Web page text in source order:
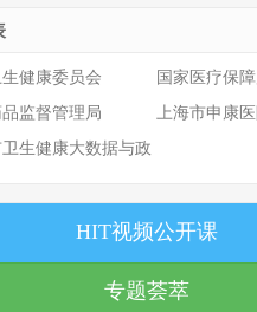
生健康委员会
国家医疗保
品监督管理局
上海市申康
生健康大数据与政
HIT视频公开课
专题荟萃